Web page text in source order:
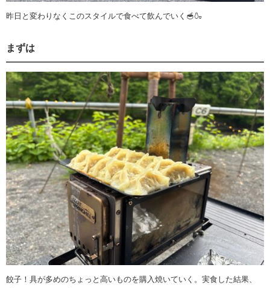
昨日と変わりなくこのスタイルで食べて飲んでいく🥣🍶
まずは
餃子！具が多めのちょっと高いものを購入焼いていく。実食した結果、